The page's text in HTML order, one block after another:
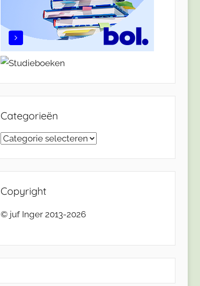
Categorieën
Categorieën
Copyright
© juf Inger 2013-2026